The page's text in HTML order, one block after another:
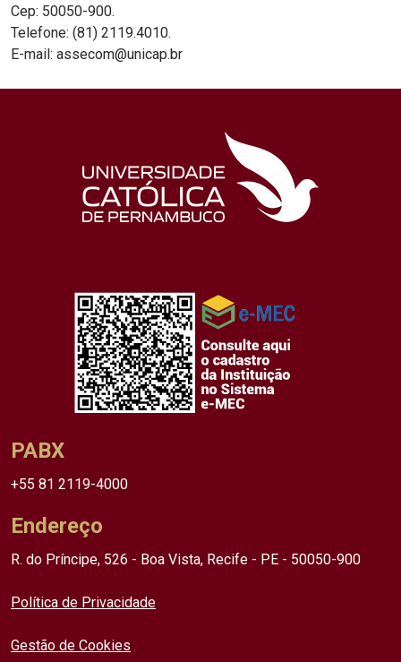
Cep: 50050-900.
Telefone: (81) 2119.4010.
E-mail: assecom@unicap.br
PABX
+55 81 2119-4000
Endereço
R. do Príncipe, 526 - Boa Vista, Recife - PE - 50050-900
Política de Privacidade
Gestão de Cookies